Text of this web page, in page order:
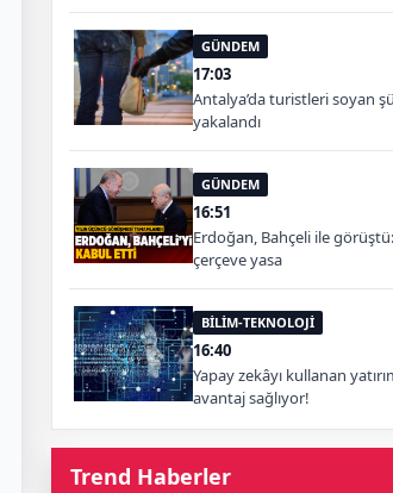
GÜNDEM
17:03
Antalya’da turistleri soyan
yakalandı
GÜNDEM
16:51
Erdoğan, Bahçeli ile
çerçeve yasa
BİLİM-TEKNOLOJİ
16:40
Yapay zekâyı kullanan
avantaj sağlıyor!
Trend Haberler